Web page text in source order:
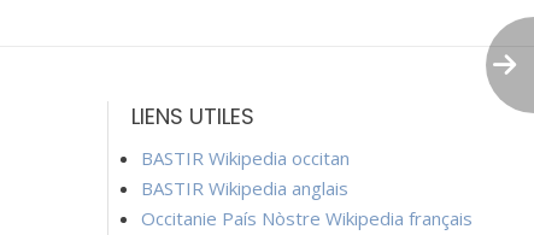
LIENS UTILES
BASTIR Wikipedia occitan
BASTIR Wikipedia anglais
Occitanie País Nòstre Wikipedia français